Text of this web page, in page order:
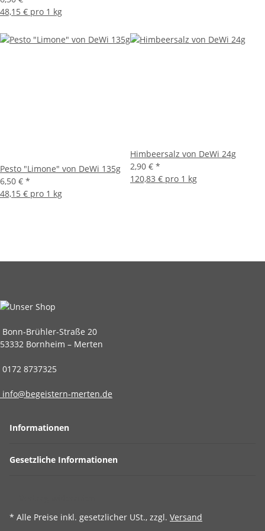
48,15 € pro 1 kg
Pesto "Limone" von DeWi 135g
6,50 € *
48,15 € pro 1 kg
Himbeersalz von DeWi 24g
2,90 € *
120,83 € pro 1 kg
Bonn-Brühler-Straße 20
53332 Bornheim – Merten
0172 8737325
info@begeistern-merten.de
Informationen
Gesetzliche Informationen
* Alle Preise inkl. gesetzlicher USt., zzgl. Versand